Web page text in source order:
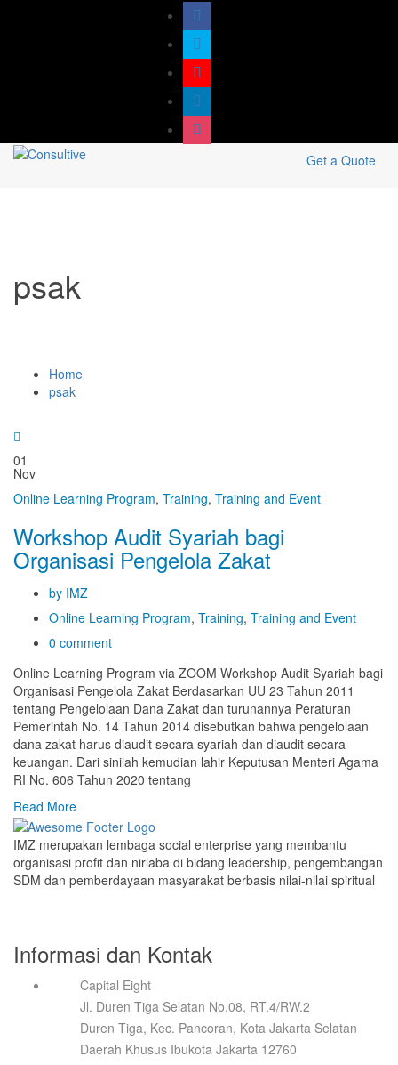
Get a Quote
psak
Home
psak
01
Nov
Online Learning Program, Training, Training and Event
Workshop Audit Syariah bagi
Organisasi Pengelola Zakat
by IMZ
Online Learning Program, Training, Training and Event
0 comment
Online Learning Program via ZOOM Workshop Audit Syariah bagi
Organisasi Pengelola Zakat Berdasarkan UU 23 Tahun 2011
tentang Pengelolaan Dana Zakat dan turunannya Peraturan
Pemerintah No. 14 Tahun 2014 disebutkan bahwa pengelolaan
dana zakat harus diaudit secara syariah dan diaudit secara
keuangan. Dari sinilah kemudian lahir Keputusan Menteri Agama
RI No. 606 Tahun 2020 tentang
Read More
IMZ merupakan lembaga social enterprise yang membantu
organisasi profit dan nirlaba di bidang leadership, pengembangan
SDM dan pemberdayaan masyarakat berbasis nilai-nilai spiritual
Informasi dan Kontak
Capital Eight
Jl. Duren Tiga Selatan No.08, RT.4/RW.2
Duren Tiga, Kec. Pancoran, Kota Jakarta Selatan
Daerah Khusus Ibukota Jakarta 12760